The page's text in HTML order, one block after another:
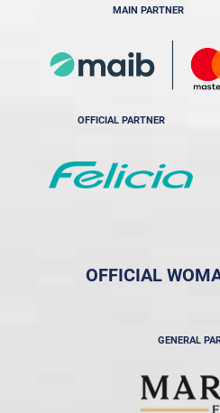
MAIN PARTNER
OFFICIAL PARTNER
OFFICIAL
GENERAL